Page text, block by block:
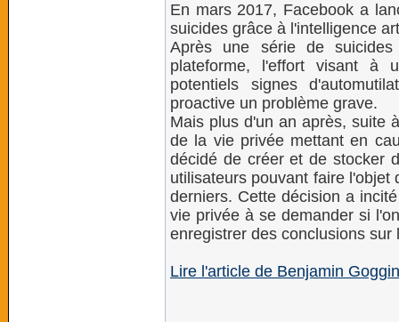
En mars 2017, Facebook a
suicides grâce à l'intelligence
Après une série de
plateforme, l'effort visant à
potentiels signes
proactive un problème grave.
Mais plus d'un an après, suite
de la vie privée mettant en
décidé de créer et de stocker
utilisateurs pouvant faire
derniers. Cette décision a
vie privée à se demander si
enregistrer des conclusions
Lire l'article de Benjamin